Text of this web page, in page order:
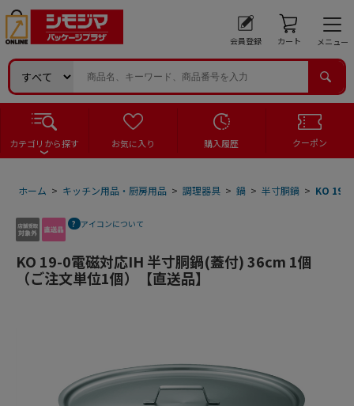
会員登録 カート メニュー
カテゴリから探す お気に入り 購入履歴 クーポン
ホーム > キッチン用品・厨房用品 > 調理器具 > 鍋 > 半寸胴鍋 > KO 19-
アイコンについて
KO 19-0電磁対応IH 半寸胴鍋(蓋付) 36cm 1個
（ご注文単位1個）【直送品】